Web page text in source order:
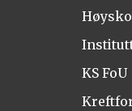
KS FoU